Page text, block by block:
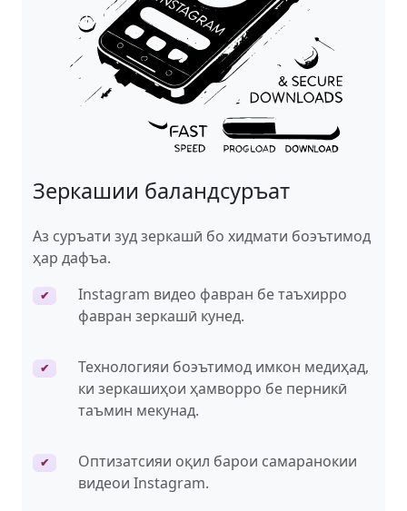
Зеркашии баландсуръат
Аз суръати зуд зеркашӣ бо хидмати боэътимод
ҳар дафъа.
✔
Instagram видео фавран бе таъхирро
фавран зеркашӣ кунед.
✔
Технологияи боэътимод имкон медиҳад,
ки зеркашиҳои ҳамворро бе перникӣ
таъмин мекунад.
✔
Оптизатсияи оқил барои самаранокии
видеои Instagram.